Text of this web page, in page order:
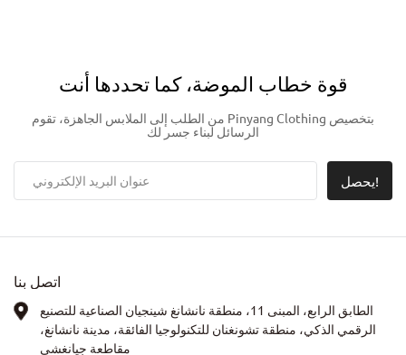
قوة خطاب الموضة، كما تحددها أنت
من الطلب إلى الملابس الجاهزة، تقوم Pinyang Clothing بتخصيص
الرسائل لبناء جسر لك
يحصل!
اتصل بنا
الطابق الرابع، المبنى 11، منطقة نانشانغ شينجيان الصناعية للتصنيع
الرقمي الذكي، منطقة تشونغنان للتكنولوجيا الفائقة، مدينة نانشانغ،
مقاطعة جيانغشي